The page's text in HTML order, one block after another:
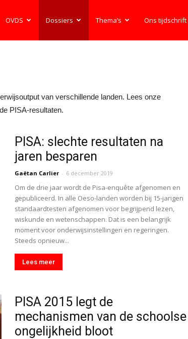
OVDS Dossiers Thema’s Ons tijdschrift
van verschillende landen. Lees onze
PISA-resultaten.
PISA: slechte resultaten na
jaren besparen
Gaëtan Carlier - 6 december 2019
Om de drie jaar wordt de Pisa-enquête afgenomen en
gepubliceerd. In alle Oeso-landen worden bij 15-jarigen
standaardtesten afgenomen voor begrijpend lezen,
wiskunde en wetenschappen. Dat is een belangrijk
moment voor onderwijsinstellingen en regeringen.
Steeds opnieuw...
Lees meer
PISA 2015 legt de
mechanismen van de schoolse
ongelijkheid bloot